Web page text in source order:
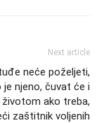
Next article
neće poželjeti,
njeno, čuvat će i
ako treba,
zaštitnik voljenih